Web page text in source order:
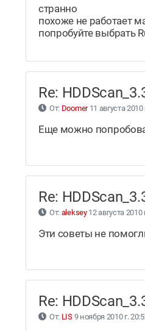
странно
похоже не работает
попробуйте выбрать
Re:
От: Doomer11 августа 2010
Еще можно
Re:
От: aleksey12 августа 2010
Эти советы не
Re:
От: LIS9 ноября 2010 г.